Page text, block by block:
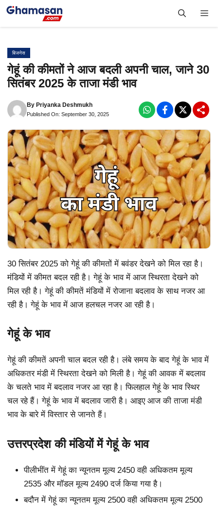
Skip
बिजनेस
गेहूं की कीमतों ने आज बदली अपनी चाल, जाने 30
सितंबर 2025 के ताजा मंडी भाव
By Priyanka Deshmukh
Published On: September 30, 2025
30 सितंबर 2025 को गेहूं की कीमतों में बवंडर देखने को मिल रहा है।
मंडियों में कीमत बदल रही है। गेहूं के भाव में आज स्थिरता देखने को
मिल रही है। गेहूं की कीमतें मंडियों में रोजाना बदलाव के साथ नजर आ
रही है। गेहूं के भाव में आज हलचल नजर आ रही है।
गेहूं के भाव
गेहूं की कीमतें अपनी चाल बदल रही है। लंबे समय के बाद गेहूं के भाव में
अधिकतर मंडी में स्थिरता देखने को मिली है। गेहूं की आवक में बदलाव
के चलते भाव में बदलाव नजर आ रहा है। फिलहाल गेहूं के भाव स्थिर
चल रहे हैं। गेहूं के भाव में बदलाव जारी है। आइए आज की ताजा मंडी
भाव के बारे में विस्तार से जानते हैं।
उत्तरप्रदेश की मंडियों में गेहूं के भाव
पीलीभींत में गेहूं का न्यूनतम मूल्य 2450 वही अधिकतम मूल्य
2535 और मॉडल मूल्य 2490 दर्ज किया गया है।
बदौन में गेहूं का न्यूनतम मूल्य 2500 वही अधिकतम मूल्य 2500